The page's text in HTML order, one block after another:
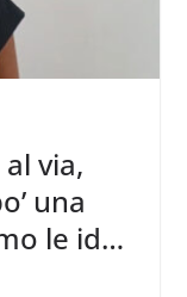
via,
una
le idee
fare”